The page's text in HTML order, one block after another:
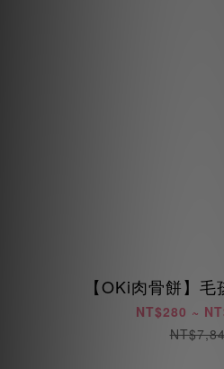
【OKi肉骨餅】
NT$280 ~